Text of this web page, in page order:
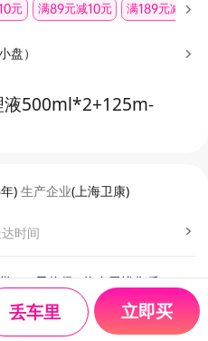
元 满89元减10元 满189元减35元
盘）
液500ml*2+125m-
) 生产企业(上海卫康)
时间
·30天价保·终身无忧售后
丢车里 立即买